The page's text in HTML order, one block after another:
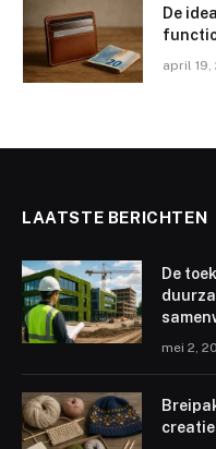
De
april 19,
LAATSTE BERICHTEN
De
mei 2,